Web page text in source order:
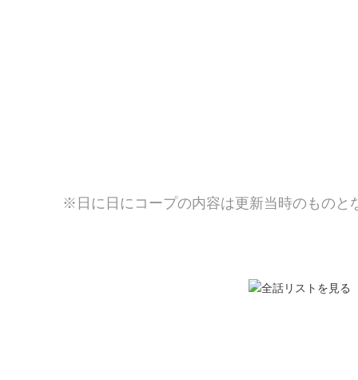
※日に日にコープの内容は更新当時のものと